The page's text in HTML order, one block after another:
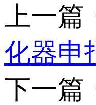
上一篇
化器申
下一篇